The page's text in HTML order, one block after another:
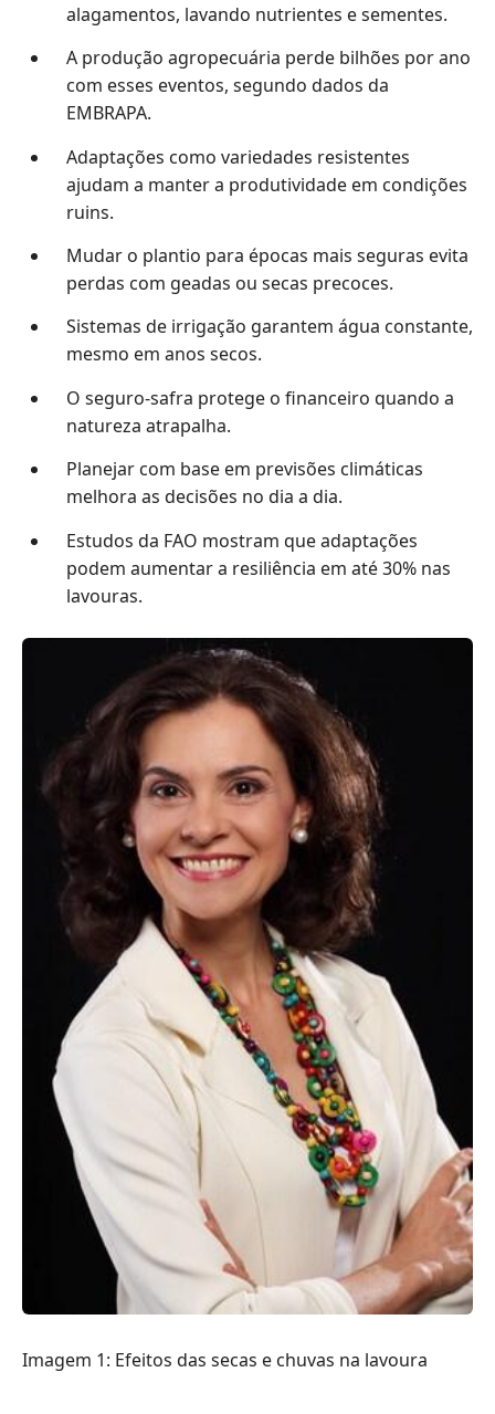
alagamentos, lavando nutrientes e sementes.
A produção agropecuária perde bilhões por ano
com esses eventos, segundo dados da
EMBRAPA.
Adaptações como variedades resistentes
ajudam a manter a produtividade em condições
ruins.
Mudar o plantio para épocas mais seguras evita
perdas com geadas ou secas precoces.
Sistemas de irrigação garantem água constante,
mesmo em anos secos.
O seguro-safra protege o financeiro quando a
natureza atrapalha.
Planejar com base em previsões climáticas
melhora as decisões no dia a dia.
Estudos da FAO mostram que adaptações
podem aumentar a resiliência em até 30% nas
lavouras.
Imagem 1: Efeitos das secas e chuvas na lavoura